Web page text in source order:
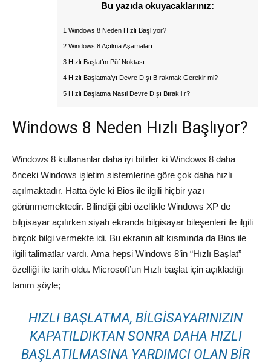
Bu yazıda okuyacaklarınız:
1 Windows 8 Neden Hızlı Başlıyor?
2 Windows 8 Açılma Aşamaları
3 Hızlı Başlat’ın Püf Noktası
4 Hızlı Başlatma’yı Devre Dışı Bırakmak Gerekir mi?
5 Hızlı Başlatma Nasıl Devre Dışı Bırakılır?
Windows 8 Neden Hızlı Başlıyor?
Windows 8 kullananlar daha iyi bilirler ki Windows 8 daha
önceki Windows işletim sistemlerine göre çok daha hızlı
açılmaktadır. Hatta öyle ki Bios ile ilgili hiçbir yazı
görünmemektedir. Bilindiği gibi özellikle Windows XP de
bilgisayar açılırken siyah ekranda bilgisayar bileşenleri ile ilgili
birçok bilgi vermekte idi. Bu ekranın alt kısmında da Bios ile
ilgili talimatlar vardı. Ama hepsi Windows 8’in “Hızlı Başlat”
özelliği ile tarih oldu. Microsoft’un Hızlı başlat için açıkladığı
tanım şöyle;
HIZLI BAŞLATMA, BILGISAYARINIZIN
KAPATILDIKTAN SONRA DAHA HIZLI
BAŞLATILMASINA YARDIMCI OLAN BIR